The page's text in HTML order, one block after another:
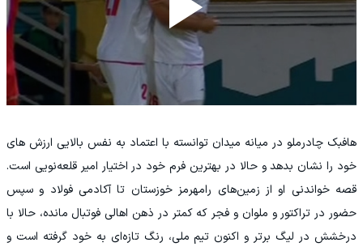
هافبک چادرملو در میانه میدان توانسته با اعتماد به نفس بالایی ارزش های
خود را نشان بدهد و حالا در بهترین فرم خود در اختیار امیر قلعه‌نویی است.
قصه خواندنی او از زمین‌های رامهرمز خوزستان تا آکادمی فولاد و سپس
حضور در تراکتور و ملوان و فجر که کمتر در ذهن اهالی فوتبال مانده، حالا با
درخشش در لیگ برتر و اکنون تیم ملی، رنگ تازه‌ای به خود گرفته است و